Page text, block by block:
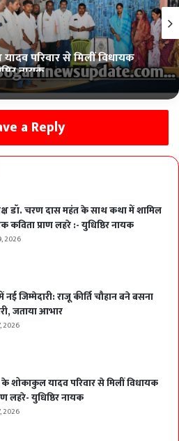
परिवार से मिलीं विधायक
नायक
a Reply
डॉ. चरण दास महंत के साथ कथा में शामिल
कविता प्राण लहरे :- युधिष्ठिर नायक
2026
जिम्मेदारी: राजू कीर्ति चौहान बने बसना
जताया आभार
2026
शोकाकुल यादव परिवार से मिलीं विधायक
लहरे- युधिष्ठिर नायक
2026